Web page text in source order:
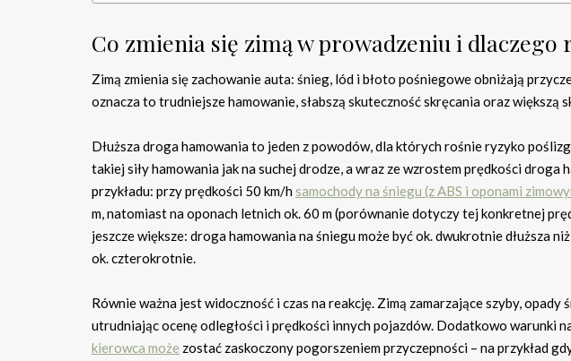
Co zmienia się zimą w prowadzeniu i dlaczego
Zimą zmienia się zachowanie auta: śnieg, lód i błoto pośniegowe obniżają
oznacza to trudniejsze hamowanie, słabszą skuteczność skręcania oraz większą
Dłuższa droga hamowania to jeden z powodów, dla których rośnie ryzyko
takiej siły hamowania jak na suchej drodze, a wraz ze wzrostem prędkości droga
przykładu: przy prędkości 50 km/hsamochody na śniegu (z ABS i oponami
m, natomiast na oponach letnich ok. 60 m (porównanie dotyczy tej konkretnej
jeszcze większe: droga hamowania na śniegu może być ok. dwukrotnie dłuższa
ok. czterokrotnie.
Równie ważna jest widoczność i czas na reakcję. Zimą zamarzające szyby, opady
utrudniając ocenę odległości i prędkości innych pojazdów. Dodatkowo warunki
kierowca może zostać zaskoczony pogorszeniem przyczepności – na przykład